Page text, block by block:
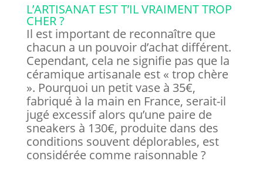
L’ARTISANAT EST T’IL VRAIMENT TROP
CHER ?
Il est important de reconnaître que
chacun a un pouvoir d’achat différent.
Cependant, cela ne signifie pas que la
céramique artisanale est « trop chère
». Pourquoi un petit vase à 35€,
fabriqué à la main en France, serait-il
jugé excessif alors qu’une paire de
sneakers à 130€, produite dans des
conditions souvent déplorables, est
considérée comme raisonnable ?